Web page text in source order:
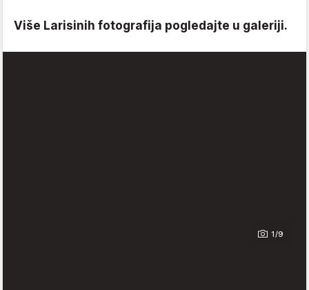
Više Larisinih fotografija pogledajte u galeriji.
1/9